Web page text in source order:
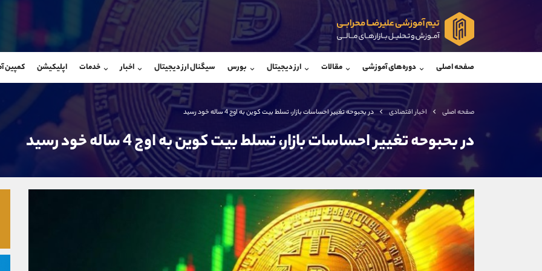
صفحه اصلی دوره‌های آموزشی مقالات ارز دیجیتال بورس سیگنال ارز دیجیتال اخبار خدمات اپلیکیشن کمپین
صفحه اصلی اخبار اقتصادی در بحبوحه تغییر احساسات بازار، تسلط بیت کوین به اوج 4 ساله خود رسید
در بحبوحه تغییر احساسات بازار، تسلط بیت کوین به اوج 4 ساله خود رسید
شروع گفتگو
@Armteam_admin_104
104
واتساپ شروع گفتگو
@Armteam_admin_103
103
واتساپ
داخلی
(دفتر فروش)
تلفن
بدون پیش شماره
اینستاگرام
کانال تلگرام
کانال بله